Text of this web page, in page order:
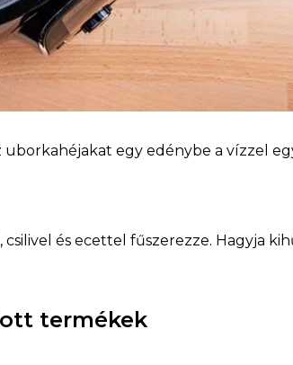
uborkahéjakat egy edénybe a vízzel
csilivel és ecettel fűszerezze. Hagyja
termékek